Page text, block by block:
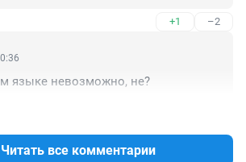
+1 –2
языке невозможно, не?
Читать все комментарии